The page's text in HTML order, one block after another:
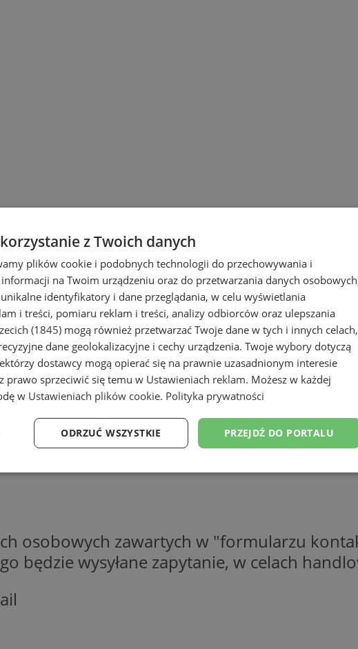
osobowych zawartych w "formularzu
będzie wysyłane zapytanie, w celach
z Twoich danych
plików cookie i podobnych technologii do przechowywania i
na Twoim urządzeniu oraz do przetwarzania danych
identyfikatory i dane przeglądania, w celu wyświetlania
i treści, pomiaru reklam i treści, analizy odbiorców oraz ulepszania
(1845) mogą również przetwarzać Twoje dane w tych i innych celach,
dane geolokalizacyjne i cechy urządzenia. Twoje wybory dotyczą
dostawcy mogą opierać się na prawnie uzasadnionym interesie
prawo sprzeciwić się temu w Ustawieniach reklam. Możesz w każdej
w Ustawieniach plików cookie. Polityka prywatności
PRZEJDŹ DO PORTALU
ODRZUĆ WSZYSTKIE
Targetowanie Funkcjonalność Niesklasyfikowane
Wydajność Targetowanie Funkcjonalność Niesklasyfikowane
korzystanie z podstawowych funkcji strony internetowej, takich jak logowanie użytkownika i
plików cookie nie można prawidłowo korzystać ze strony internetowej.